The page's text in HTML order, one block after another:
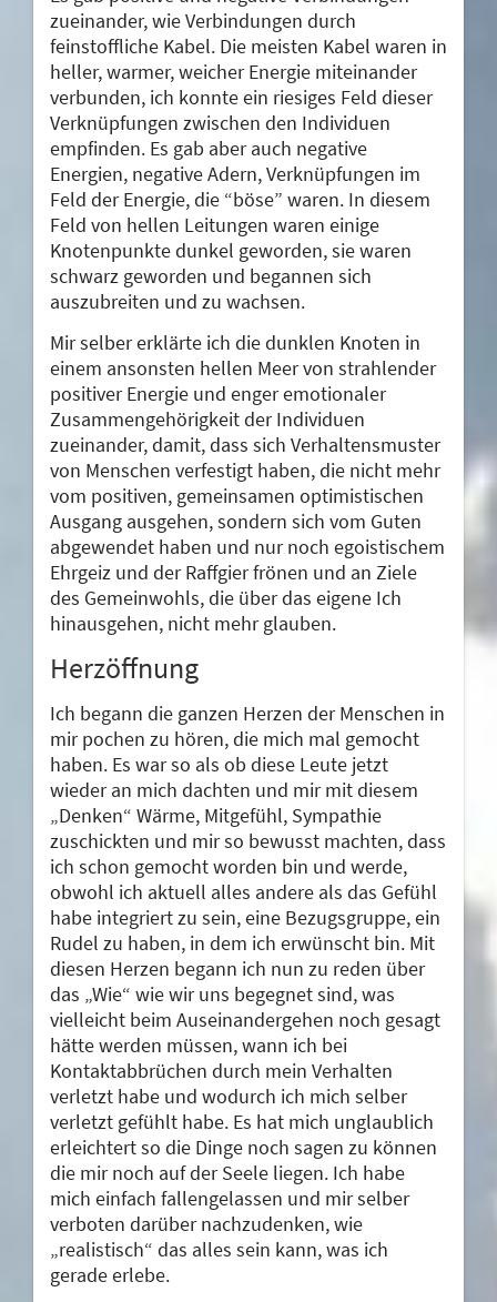
zueinander, wie Verbindungen durch
feinstoffliche Kabel. Die meisten Kabel waren in
heller, warmer, weicher Energie miteinander
verbunden, ich konnte ein riesiges Feld dieser
Verknüpfungen zwischen den Individuen
empfinden. Es gab aber auch negative
Energien, negative Adern, Verknüpfungen im
Feld der Energie, die “böse” waren. In diesem
Feld von hellen Leitungen waren einige
Knotenpunkte dunkel geworden, sie waren
schwarz geworden und begannen sich
auszubreiten und zu wachsen.
Mir selber erklärte ich die dunklen Knoten in
einem ansonsten hellen Meer von strahlender
positiver Energie und enger emotionaler
Zusammengehörigkeit der Individuen
zueinander, damit, dass sich Verhaltensmuster
von Menschen verfestigt haben, die nicht mehr
vom positiven, gemeinsamen optimistischen
Ausgang ausgehen, sondern sich vom Guten
abgewendet haben und nur noch egoistischem
Ehrgeiz und der Raffgier frönen und an Ziele
des Gemeinwohls, die über das eigene Ich
hinausgehen, nicht mehr glauben.
Herzöffnung
Ich begann die ganzen Herzen der Menschen in
mir pochen zu hören, die mich mal gemocht
haben. Es war so als ob diese Leute jetzt
wieder an mich dachten und mir mit diesem
„Denken“ Wärme, Mitgefühl, Sympathie
zuschickten und mir so bewusst machten, dass
ich schon gemocht worden bin und werde,
obwohl ich aktuell alles andere als das Gefühl
habe integriert zu sein, eine Bezugsgruppe, ein
Rudel zu haben, in dem ich erwünscht bin. Mit
diesen Herzen begann ich nun zu reden über
das „Wie“ wie wir uns begegnet sind, was
vielleicht beim Auseinandergehen noch gesagt
hätte werden müssen, wann ich bei
Kontaktabbrüchen durch mein Verhalten
verletzt habe und wodurch ich mich selber
verletzt gefühlt habe. Es hat mich unglaublich
erleichtert so die Dinge noch sagen zu können
die mir noch auf der Seele liegen. Ich habe
mich einfach fallengelassen und mir selber
verboten darüber nachzudenken, wie
„realistisch“ das alles sein kann, was ich
gerade erlebe.